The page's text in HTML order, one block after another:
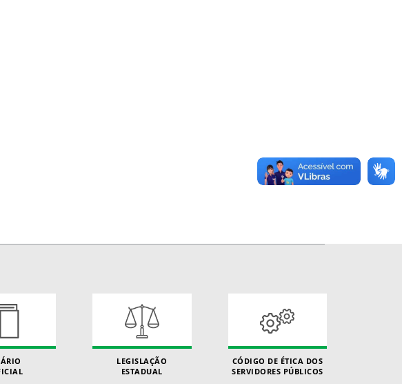
LEGISLAÇÃO
ESTADUAL
CÓDIGO DE ÉTICA DOS
SERVIDORES PÚBLICOS